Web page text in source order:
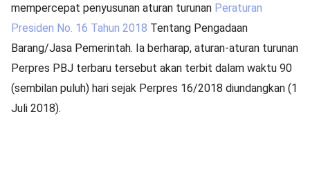
mempercepat penyusunan aturan turunan Peraturan
Presiden No. 16 Tahun 2018 Tentang Pengadaan
Barang/Jasa Pemerintah. Ia berharap, aturan-aturan turunan
Perpres PBJ terbaru tersebut akan terbit dalam waktu 90
(sembilan puluh) hari sejak Perpres 16/2018 diundangkan (1
Juli 2018).